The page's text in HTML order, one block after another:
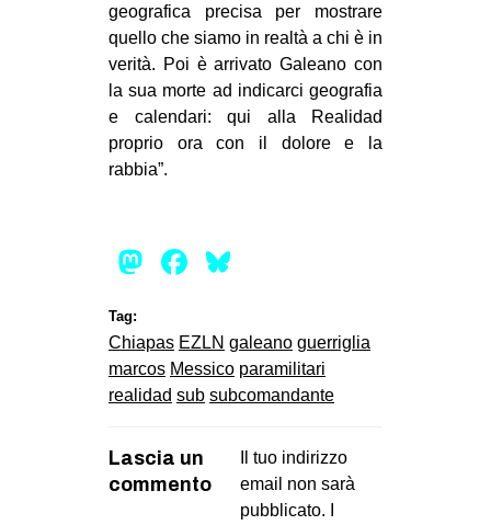
geografica precisa per mostrare
quello che siamo in realtà a chi è in
verità. Poi è arrivato Galeano con
la sua morte ad indicarci geografia
e calendari: qui alla Realidad
proprio ora con il dolore e la
rabbia”.
Mastodon
Facebook
Tag:
Chiapas EZLN galeano guerriglia
marcos Messico paramilitari
realidad sub subcomandante
Lascia un
commento
Il tuo indirizzo
email non sarà
pubblicato.